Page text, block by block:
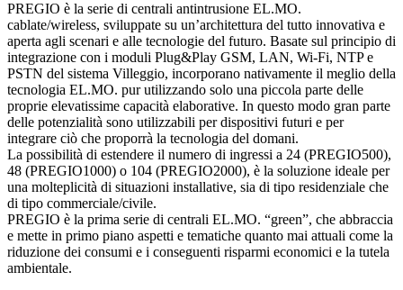
PREGIO è la serie di centrali antintrusione EL.MO.
cablate/wireless, sviluppate su un’architettura del tutto innovativa e
aperta agli scenari e alle tecnologie del futuro. Basate sul principio di
integrazione con i moduli Plug&Play GSM, LAN, Wi-Fi, NTP e
PSTN del sistema Villeggio, incorporano nativamente il meglio della
tecnologia EL.MO. pur utilizzando solo una piccola parte delle
proprie elevatissime capacità elaborative. In questo modo gran parte
delle potenzialità sono utilizzabili per dispositivi futuri e per
integrare ciò che proporrà la tecnologia del domani.
La possibilità di estendere il numero di ingressi a 24 (PREGIO500),
48 (PREGIO1000) o 104 (PREGIO2000), è la soluzione ideale per
una molteplicità di situazioni installative, sia di tipo residenziale che
di tipo commerciale/civile.
PREGIO è la prima serie di centrali EL.MO. “green”, che abbraccia
e mette in primo piano aspetti e tematiche quanto mai attuali come la
riduzione dei consumi e i conseguenti risparmi economici e la tutela
ambientale.